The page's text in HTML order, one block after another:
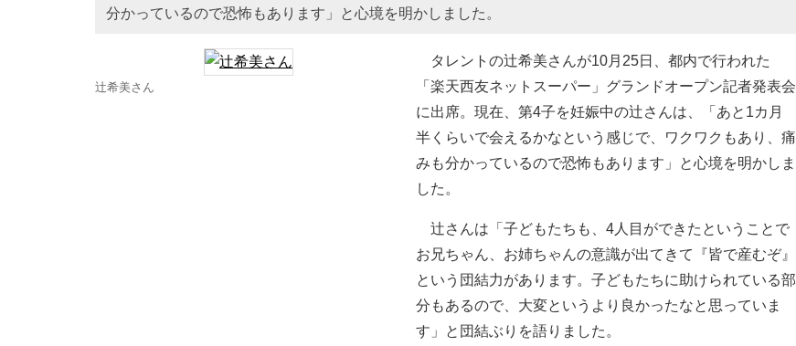
分かっているので恐怖もあります」と心境を明かしました。
辻希美さん
タレントの辻希美さんが10月25日、都内で行われた
「楽天西友ネットスーパー」グランドオープン記者発表会
に出席。現在、第4子を妊娠中の辻さんは、「あと1カ月
半くらいで会えるかなという感じで、ワクワクもあり、痛
みも分かっているので恐怖もあります」と心境を明かしま
した。
辻さんは「子どもたちも、4人目ができたということで
お兄ちゃん、お姉ちゃんの意識が出てきて『皆で産むぞ』
という団結力があります。子どもたちに助けられている部
分もあるので、大変というより良かったなと思っていま
す」と団結ぶりを語りました。